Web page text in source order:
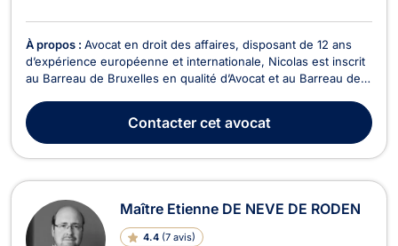
À propos : Avocat en droit des affaires, disposant de 12 ans
d’expérience européenne et internationale, Nicolas est inscrit
au Barreau de Bruxelles en qualité d’Avocat et au Barreau de
HAMBLENNE a fondé le cabinet d'avocats "PRAGMA Law"
avec des bureaux à Bruxelles et Luxembourg. Ses ...
Contactercet avocat
Maître Etienne DE NEVE DE RODEN
4.4 (7 avis)